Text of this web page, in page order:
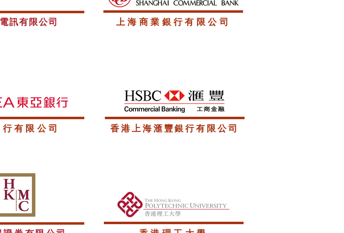
訊有限公司 上海商業銀行有限公司
有限公司 香港上海滙豐銀行有限公司